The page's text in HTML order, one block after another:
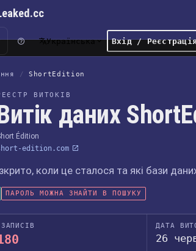
Українська Вхід /
/ ShortEdition
ВИТОКІВ
даних
Édition
edition.com
коли це сталося та які бази
ПАРОЛЬ МОЖНА ЗНАЙТИ В ПОШУКУ
ДАТА
26